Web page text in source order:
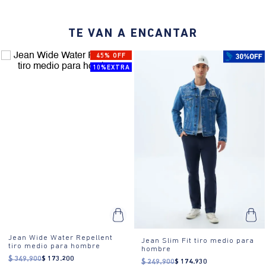
frontales, cintura elástica con cordón.
¿Cómo se usa?:Ideal para eventos casuales, reuniones informales
o un día relajado en casa.
TE VAN A ENCANTAR
45% OFF
10%EXTRA
Jean Wide Water Repellent
tiro medio para hombre
$ 349.900$ 173 .200
Jean Slim Fit tiro medio para
hombre
$ 249.900$ 174.930